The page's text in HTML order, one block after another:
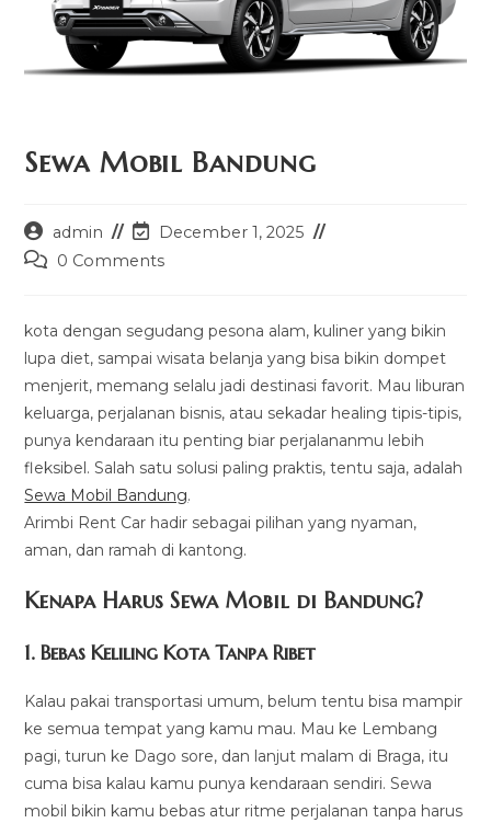
Sewa Mobil Bandung
Post
author:
admin
Post
last
December 1, 2025
Post0 Comments
kota dengan segudang pesona alam, kuliner yang bikin
lupa diet, sampai wisata belanja yang bisa bikin dompet
menjerit, memang selalu jadi destinasi favorit. Mau liburan
keluarga, perjalanan bisnis, atau sekadar healing tipis-tipis,
punya kendaraan itu penting biar perjalananmu lebih
fleksibel. Salah satu solusi paling praktis, tentu saja, adalah
Sewa Mobil Bandung.
Arimbi Rent Car hadir sebagai pilihan yang nyaman,
aman, dan ramah di kantong.
Kenapa Harus Sewa Mobil di Bandung?
1. Bebas Keliling Kota Tanpa Ribet
Kalau pakai transportasi umum, belum tentu bisa mampir
ke semua tempat yang kamu mau. Mau ke Lembang
pagi, turun ke Dago sore, dan lanjut malam di Braga, itu
cuma bisa kalau kamu punya kendaraan sendiri. Sewa
mobil bikin kamu bebas atur ritme perjalanan tanpa harus